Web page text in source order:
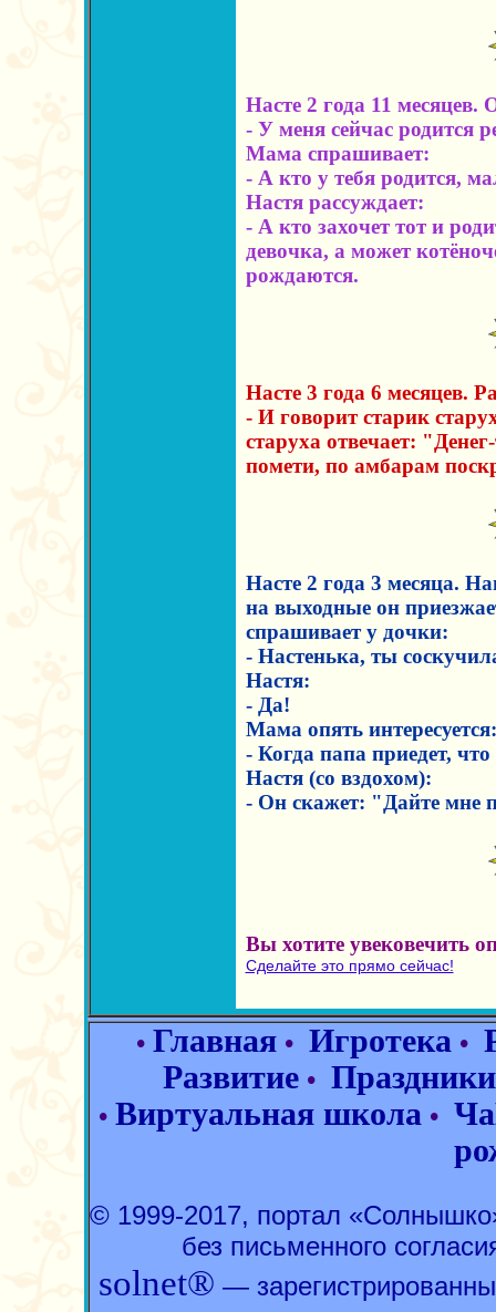
Насте 2 года 11 месяцев.
- У меня сейчас родится
Мама спрашивает:
- А кто у тебя родится,
Настя рассуждает:
- А кто захочет тот и
девочка, а может
рождаются.
Насте 3 года 6 месяцев.
- И говорит старик
старуха отвечает:
помети, по амбарам
Насте 2 года 3 месяца.
на выходные он
спрашивает у дочки:
- Настенька, ты
Настя:
- Да!
Мама опять интересуется:
- Когда папа приедет, что
Настя (со вздохом):
- Он скажет: "Дайте мне
Вы хотите увековечить
Сделайте это прямо сейчас!
• Главная • Игротека •
Развитие• Праздники
• Виртуальная школа •
© 1999-2017, портал
без письменного
solnet® —